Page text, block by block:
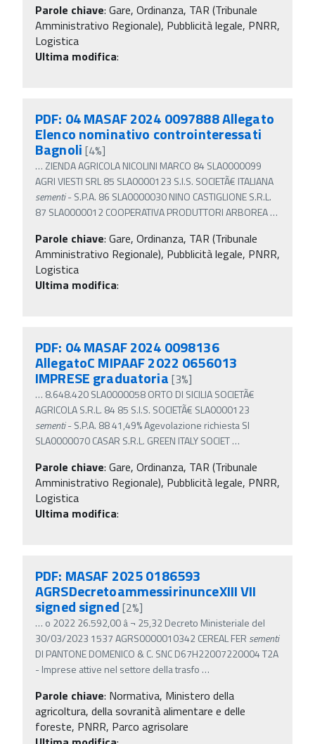
Parole chiave: Gare, Ordinanza, TAR (Tribunale
Amministrativo Regionale), Pubblicità legale, PNRR,
Logistica
Ultima modifica:
PDF: 04 MASAF 2024 0097888 Allegato
Elenco nominativo controinteressati
Bagnoli [4%]
… ZIENDA AGRICOLA NICOLINI MARCO 84 SLA0000099
AGRI VIESTI SRL 85 SLA0000123 S.I.S. SOCIETÃ€ ITALIANA
sementi- S.P.A. 86 SLA0000030 NINO CASTIGLIONE S.R.L.
87 SLA0000012 COOPERATIVA PRODUTTORI ARBOREA…
Parole chiave: Gare, Ordinanza, TAR (Tribunale
Amministrativo Regionale), Pubblicità legale, PNRR,
Logistica
Ultima modifica:
PDF: 04 MASAF 2024 0098136
AllegatoC MIPAAF 2022 0656013
IMPRESE graduatoria [3%]
… 8.648.420 SLA0000058 ORTO DI SICILIA SOCIETÃ€
AGRICOLA S.R.L. 84 85 S.I.S. SOCIETÃ€ SLA0000123
sementi- S.P.A. 88 41,49% Agevolazione richiesta SI
SLA0000070 CASAR S.R.L. GREEN ITALY SOCIET…
Parole chiave: Gare, Ordinanza, TAR (Tribunale
Amministrativo Regionale), Pubblicità legale, PNRR,
Logistica
Ultima modifica:
PDF: MASAF 2025 0186593
AGRSDecretoammessirinunceXIII VII
signed signed [2%]
… o 2022 26.592,00 â‚¬ 25,32 Decreto Ministeriale del
30/03/2023 1537 AGRS0000010342 CEREAL FER sementi
DI PANTONE DOMENICO & C. SNC D67H22007220004 T2A
- Imprese attive nel settore della trasfo …
Parole chiave: Normativa, Ministero della
agricoltura, della sovranità alimentare e delle
foreste, PNRR, Parco agrisolare